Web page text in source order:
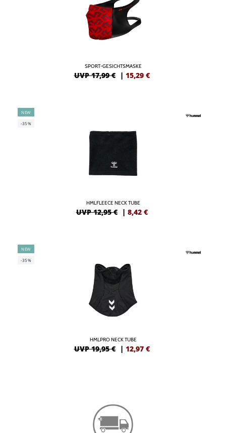
SPORT-GESICHTSMASKE
UVP 17,99 € | 15,29 €
NEW
-35%
HMLFLEECE NECK TUBE
UVP 12,95 € | 8,42 €
NEW
-35%
HMLPRO NECK TUBE
UVP 19,95 € | 12,97 €